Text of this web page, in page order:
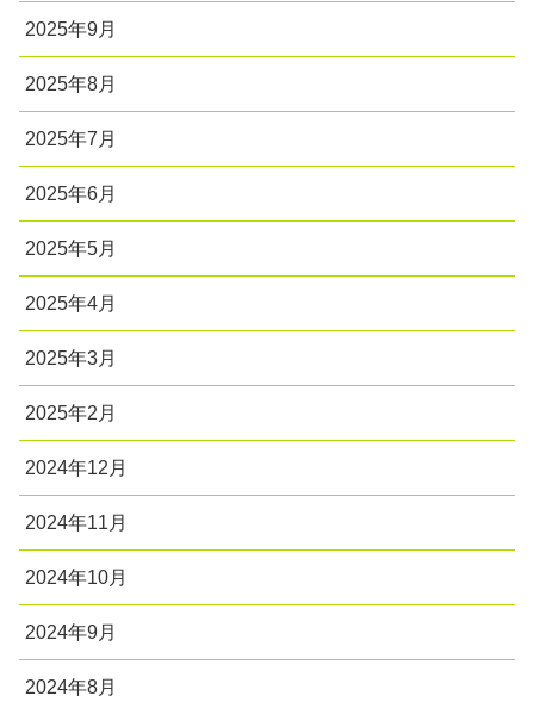
2025年9月
2025年8月
2025年7月
2025年6月
2025年5月
2025年4月
2025年3月
2025年2月
2024年12月
2024年11月
2024年10月
2024年9月
2024年8月